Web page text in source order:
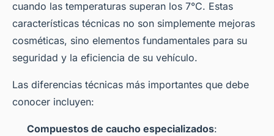
cuando las temperaturas superan los 7°C. Estas
características técnicas no son simplemente mejoras
cosméticas, sino elementos fundamentales para su
seguridad y la eficiencia de su vehículo.
Las diferencias técnicas más importantes que debe
conocer incluyen:
Compuestos de caucho especializados: